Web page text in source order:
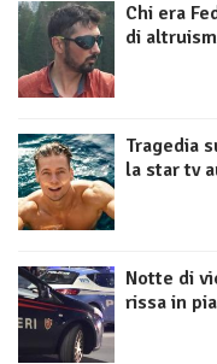
Chi era
di
Tragedia
la star tv
Notte di
rissa in